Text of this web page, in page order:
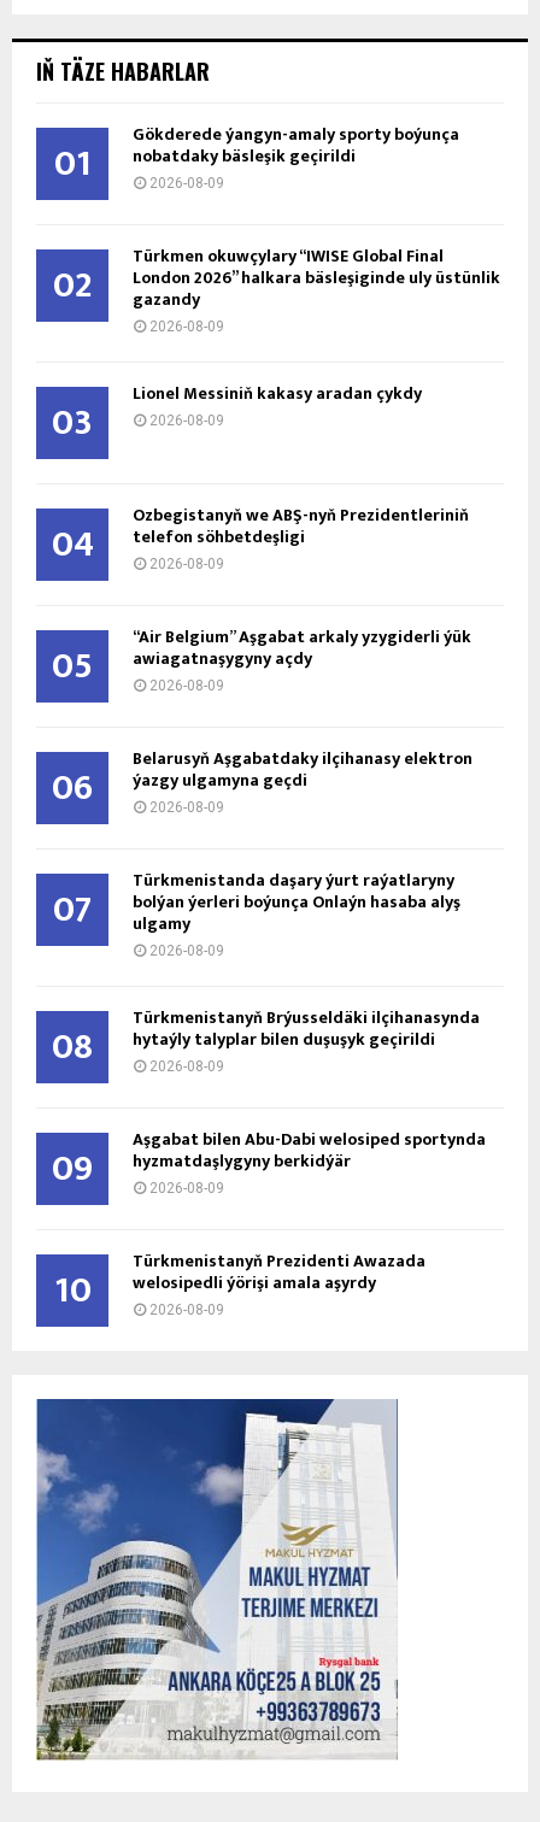
IŇ TÄZE HABARLAR
01 Gökderede ýangyn-amaly sporty boýunça
nobatdaky bäsleşik geçirildi
2026-08-09
02 Türkmen okuwçylary “IWISE Global Final
London 2026” halkara bäsleşiginde uly üstünlik
gazandy
2026-08-09
03 Lionel Messiniň kakasy aradan çykdy
2026-08-09
04 Özbegistanyň we ABŞ-nyň Prezidentleriniň
telefon söhbetdeşligi
2026-08-09
05 “Air Belgium” Aşgabat arkaly yzygiderli ýük
awiagatnaşygyny açdy
2026-08-09
06 Belarusyň Aşgabatdaky ilçihanasy elektron
ýazgy ulgamyna geçdi
2026-08-09
07 Türkmenistanda daşary ýurt raýatlaryny
bolýan ýerleri boýunça Onlaýn hasaba alyş
ulgamy
2026-08-09
08 Türkmenistanyň Brýusseldäki ilçihanasynda
hytaýly talyplar bilen duşuşyk geçirildi
2026-08-09
09 Aşgabat bilen Abu-Dabi welosiped sportynda
hyzmatdaşlygyny berkidýär
2026-08-09
10 Türkmenistanyň Prezidenti Awazada
welosipedli ýörişi amala aşyrdy
2026-08-09